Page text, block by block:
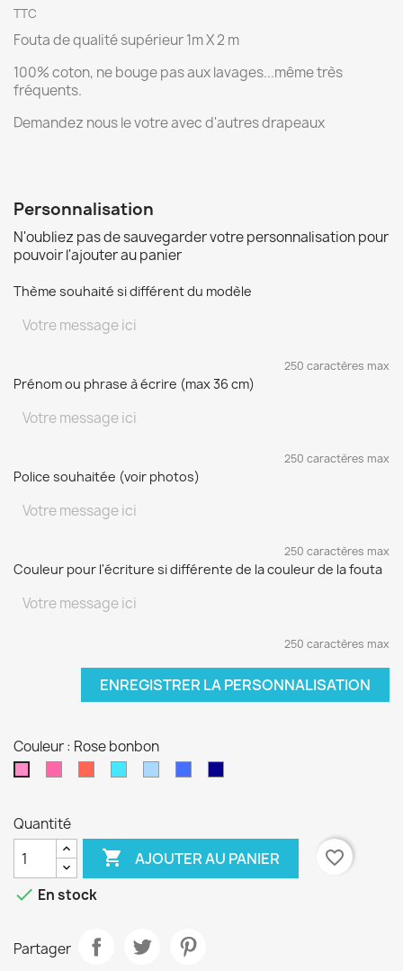
TTC
Fouta de qualité supérieur 1m X 2 m
100% coton, ne bouge pas aux lavages...même très
fréquents.
Demandez nous le votre avec d'autres drapeaux
Personnalisation
N'oubliez pas de sauvegarder votre personnalisation pour
pouvoir l'ajouter au panier
Thème souhaité si différent du modèle
250 caractères max
Prénom ou phrase à écrire (max 36 cm)
250 caractères max
Police souhaitée (voir photos)
250 caractères max
Couleur pour l'écriture si différente de la couleur de la fouta
250 caractères max
ENREGISTRER LA PERSONNALISATION
Couleur : Rose bonbon
Quantité
 AJOUTER AU PANIER
favorite_border
 En stock
Partager